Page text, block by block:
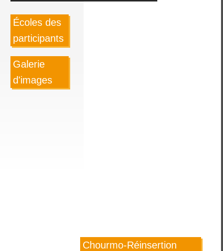
Écoles des
participants
Galerie
d'images
Chourmo-Réinsertion